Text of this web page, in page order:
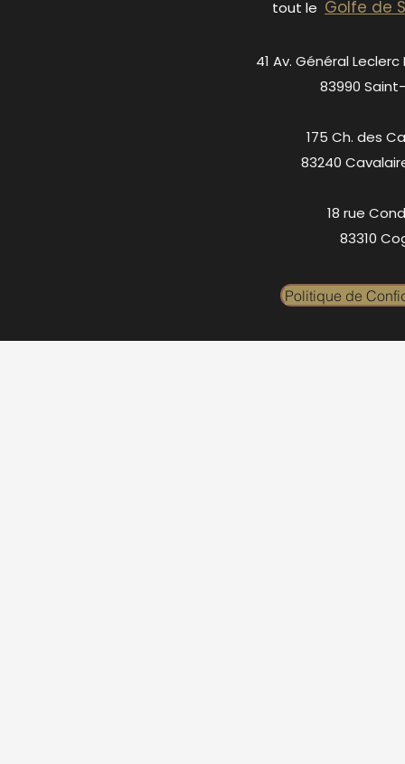
tout le Golfe de S
41 Av. Général
83990
175 Ch. des
83240
18 rue
83310
Politique de